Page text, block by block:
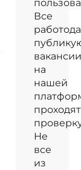
Все
на
нашей
проходят
Не
все
из